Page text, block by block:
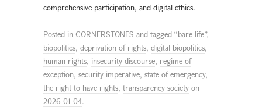
comprehensive participation, and digital ethics.
Posted in CORNERSTONES and tagged “bare life”,
biopolitics, deprivation of rights, digital biopolitics,
human rights, insecurity discourse, regime of
exception, security imperative, state of emergency,
the right to have rights, transparency society on
2026-01-04.